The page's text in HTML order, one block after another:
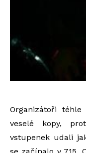
Organizátoři
veselé kopy,
vstupenek udali